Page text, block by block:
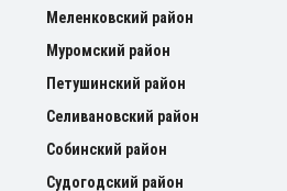
Меленковский район
Муромский район
Петушинский район
Селивановский район
Собинский район
Судогодский район